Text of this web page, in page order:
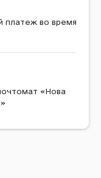
платеж во время
«Нова